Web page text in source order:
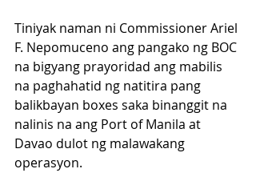
Tiniyak naman ni Commissioner Ariel
F. Nepomuceno ang pangako ng BOC
na bigyang prayoridad ang mabilis
na paghahatid ng natitira pang
balikbayan boxes saka binanggit na
nalinis na ang Port of Manila at
Davao dulot ng malawakang
operasyon.